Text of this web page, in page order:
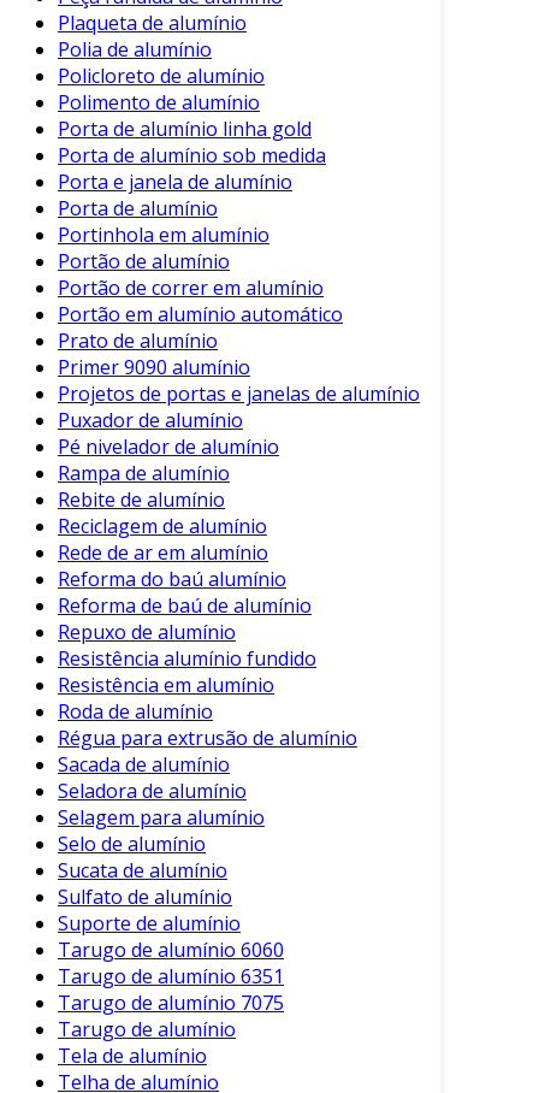
Plaqueta de alumínio
Polia de alumínio
Policloreto de alumínio
Polimento de alumínio
Porta de alumínio linha gold
Porta de alumínio sob medida
Porta e janela de alumínio
Porta de alumínio
Portinhola em alumínio
Portão de alumínio
Portão de correr em alumínio
Portão em alumínio automático
Prato de alumínio
Primer 9090 alumínio
Projetos de portas e janelas de alumínio
Puxador de alumínio
Pé nivelador de alumínio
Rampa de alumínio
Rebite de alumínio
Reciclagem de alumínio
Rede de ar em alumínio
Reforma do baú alumínio
Reforma de baú de alumínio
Repuxo de alumínio
Resistência alumínio fundido
Resistência em alumínio
Roda de alumínio
Régua para extrusão de alumínio
Sacada de alumínio
Seladora de alumínio
Selagem para alumínio
Selo de alumínio
Sucata de alumínio
Sulfato de alumínio
Suporte de alumínio
Tarugo de alumínio 6060
Tarugo de alumínio 6351
Tarugo de alumínio 7075
Tarugo de alumínio
Tela de alumínio
Telha de alumínio